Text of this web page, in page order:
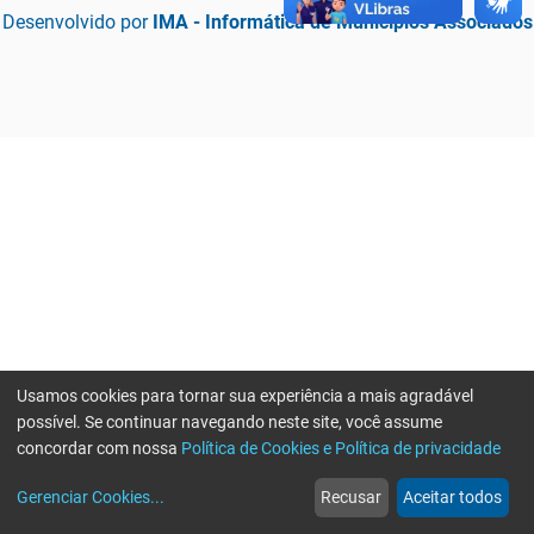
Desenvolvido por IMA - Informática de Municípios Associados
web
Notícias
more_horiz
Mais
Usamos cookies para tornar sua experiência a mais agradável
possível. Se continuar navegando neste site, você assume
concordar com nossa Política de Cookies e Política de privacidade
Gerenciar Cookies... Recusar Aceitar todos
Erro ao enviar informações, por favor tente novamente